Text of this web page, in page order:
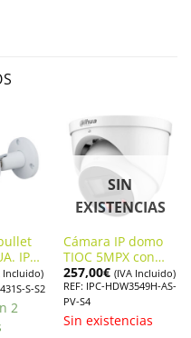
IPC-
S2
Incluido)
S-S2
2
SIN
EXISTENCIAS
Cámara IP domo
TIOC 5MPX con
disuasión activa e
inteligencia
artificial DAHUA.
IPC-HDW3549H-
257,00€ (IVA Incluido)
REF: IPC-HDW3549H-AS-
PV-S4
Sin existencias